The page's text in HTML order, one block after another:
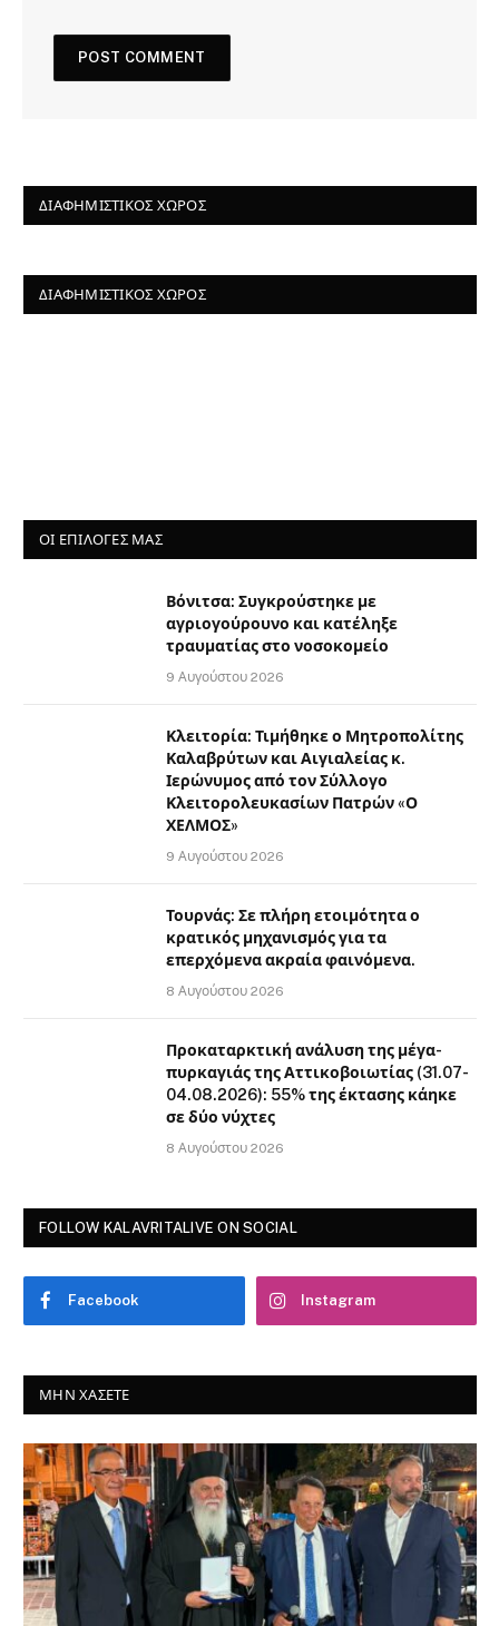
ΔΙΑΦΗΜΙΣΤΙΚΌΣ ΧΏΡΟΣ
ΔΙΑΦΗΜΙΣΤΙΚΌΣ ΧΏΡΟΣ
ΟΙ ΕΠΙΛΟΓΈΣ ΜΑΣ
Βόνιτσα: Συγκρούστηκε με
αγριογούρουνο και κατέληξε
τραυματίας στο νοσοκομείο
9 Αυγούστου 2026
Κλειτορία: Τιμήθηκε ο Μητροπολίτης
Καλαβρύτων και Αιγιαλείας κ.
Ιερώνυμος από τον Σύλλογο
Κλειτορολευκασίων Πατρών «Ο
ΧΕΛΜΟΣ»
9 Αυγούστου 2026
Τουρνάς: Σε πλήρη ετοιμότητα ο
κρατικός μηχανισμός για τα
επερχόμενα ακραία φαινόμενα.
8 Αυγούστου 2026
Προκαταρκτική ανάλυση της μέγα-
πυρκαγιάς της Αττικοβοιωτίας (31.07-
04.08.2026): 55% της έκτασης κάηκε
σε δύο νύχτες
8 Αυγούστου 2026
FOLLOW KALAVRITALIVE ON SOCIAL
Facebook Instagram
ΜΗΝ ΧΆΣΕΤΕ